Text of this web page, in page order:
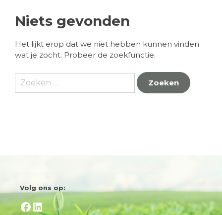
Niets gevonden
Het lijkt erop dat we niet hebben kunnen vinden
wat je zocht. Probeer de zoekfunctie.
Zoeken
naar:
Volg ons op:
Facebook LinkedIn